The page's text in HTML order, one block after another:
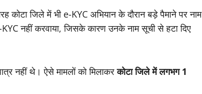
कोटा जिले में भी e-KYC अभियान के दौरान बड़े पैमाने पर नाम
नहीं करवाया, जिसके कारण उनके नाम सूची से हटा दिए
नहीं थे। ऐसे मामलों को मिलाकरकोटा जिले में लगभग 1